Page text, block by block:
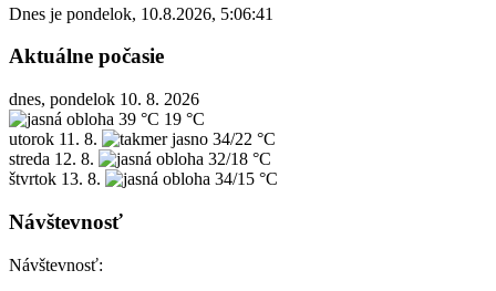
Dnes je pondelok, 10.8.2026, 5:06:41
Aktuálne počasie
dnes, pondelok 10. 8. 2026
39 °C 19 °C
utorok 11. 8.
34/22 °C
streda 12. 8.
32/18 °C
štvrtok 13. 8. 34/15 °C
Návštevnosť
Návštevnosť: